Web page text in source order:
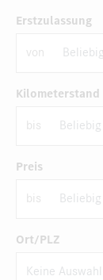
Erstzulassung
von
Kilometerstand
bis
Preis
bis
Ort/PLZ